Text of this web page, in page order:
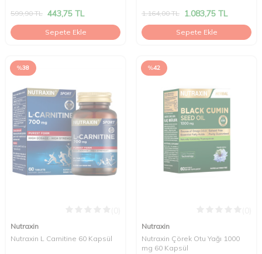
599,90TL 443,75 TL
Sepete Ekle
1.164,00TL 1.083,75 TL
Sepete Ekle
%38
Nutraxin
Nutraxin L Carnitine 60 Kapsül
%42
Nutraxin
Nutraxin Çörek Otu Yağı 1000
mg 60 Kapsül